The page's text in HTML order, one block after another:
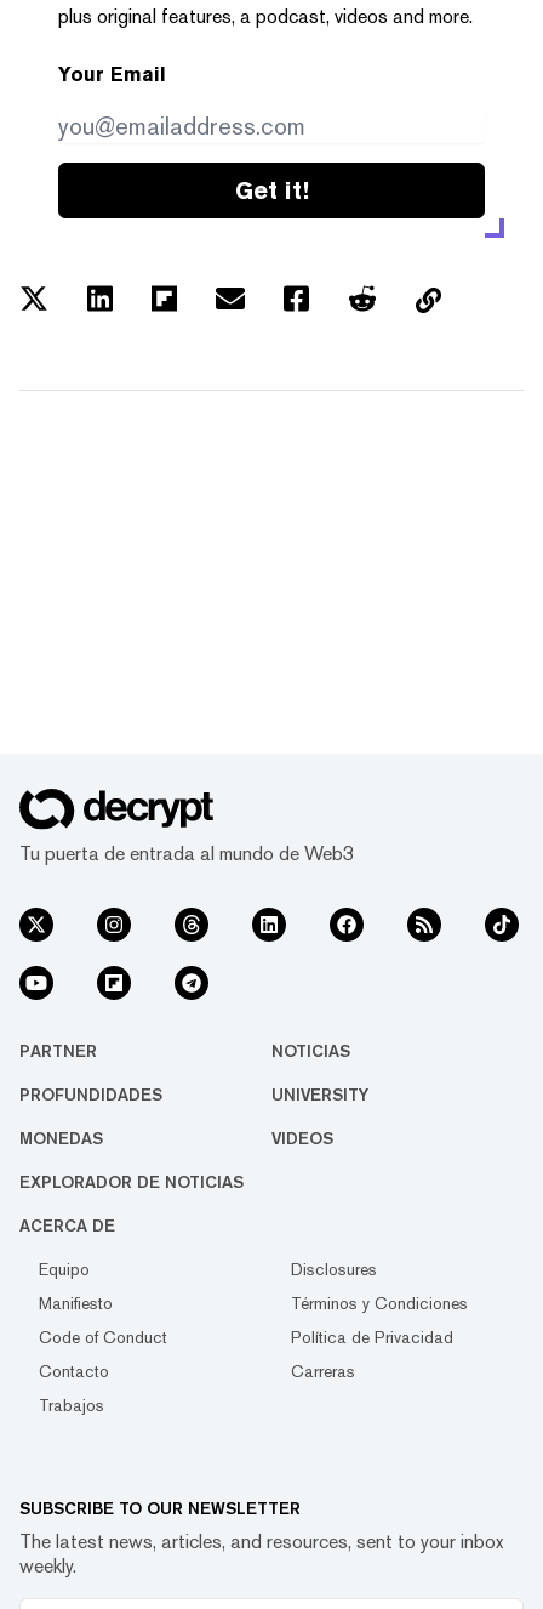
plus original features, a podcast, videos and more.
Your Email
Get it!
Tu puerta de entrada al mundo de Web3
PARTNER NOTICIAS
PROFUNDIDADES UNIVERSITY
MONEDAS VIDEOS
EXPLORADOR DE NOTICIAS
ACERCA DE
Equipo
Disclosures
Manifiesto
Términos y Condiciones
Code of Conduct
Política de Privacidad
Contacto
Carreras
Trabajos
SUBSCRIBE TO OUR NEWSLETTER
The latest news, articles, and resources, sent to your inbox
weekly.